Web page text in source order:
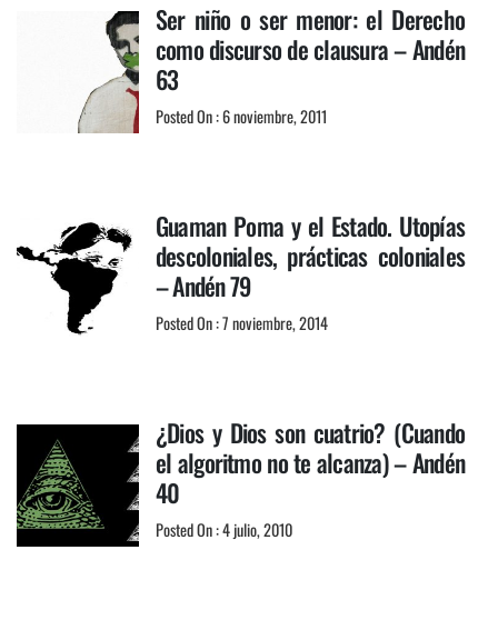
Ser niño o ser menor: el Derecho
como discurso de clausura – Andén
63
Posted On : 6 noviembre, 2011
Guaman Poma y el Estado. Utopías
descoloniales, prácticas coloniales
– Andén 79
Posted On : 7 noviembre, 2014
¿Dios y Dios son cuatrio? (Cuando
el algoritmo no te alcanza) – Andén
40
Posted On : 4 julio, 2010